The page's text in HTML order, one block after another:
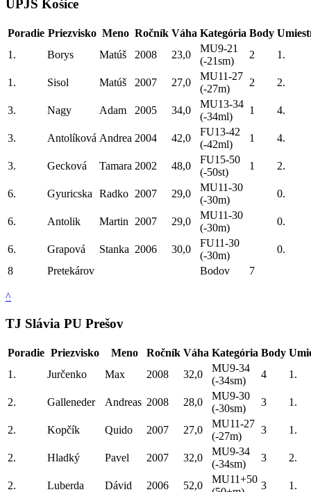
UPJŠ Košice
Poradie Priezvisko Meno Ročník Váha Kategória Body
1.
Borys Matúš 2008 23,0
MU9-21
(-21sm)
2 1.
1. Sisol Matúš 2007 27,0
MU11-27
(-27m)
2 2.
3. Nagy Adam 2005 34,0
MU13-34
(-34ml)
1 4.
3. Antolíková Andrea 2004 42,0
FU13-42
(-42ml)
1 4.
3. Gecková Tamara 2002 48,0
FU15-50
(-50st)
1 2.
6. Gyuricska Radko 2007 29,0
MU11-30
(-30m)
0.
6. Antolik Martin 2007 29,0
MU11-30
(-30m)
0.
6. Grapová Stanka 2006 30,0
FU11-30
(-30m)
0.
8
Pretekárov Bodov 7
^
TJ Slávia PU Prešov
Poradie Priezvisko Meno Ročník Váha Kategória Body
1.
Jurčenko Max 2008 32,0
MU9-34
(-34sm)
4 1.
2. Galleneder Andreas 2008 28,0
MU9-30
(-30sm)
3 1.
2. Kopčík Quido 2007 27,0
MU11-27
(-27m)
3 1.
2. Hladký Pavel 2007 32,0
MU9-34
(-34sm)
3 2.
2. Luberda Dávid 2006 52,0
MU11+50
3 1.